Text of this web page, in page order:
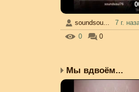
soundsou...
7 г.
0
0
Мы вдвоём...